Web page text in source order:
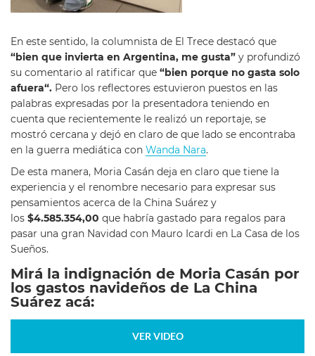
En este sentido, la columnista de El Trece destacó que
“bien que invierta en Argentina, me gusta” y profundizó
su comentario al ratificar que “bien porque no gasta solo
afuera“. Pero los reflectores estuvieron puestos en las
palabras expresadas por la presentadora teniendo en
cuenta que recientemente le realizó un reportaje, se
mostró cercana y dejó en claro de que lado se encontraba
en la guerra mediática con Wanda Nara.
De esta manera, Moria Casán deja en claro que tiene la
experiencia y el renombre necesario para expresar sus
pensamientos acerca de la China Suárez y
los $4.585.354,00 que habría gastado para regalos para
pasar una gran Navidad con Mauro Icardi en La Casa de los
Sueños.
Mirá la indignación de Moria Casán por
los gastos navideños de La China
Suárez acá:
VER VIDEO